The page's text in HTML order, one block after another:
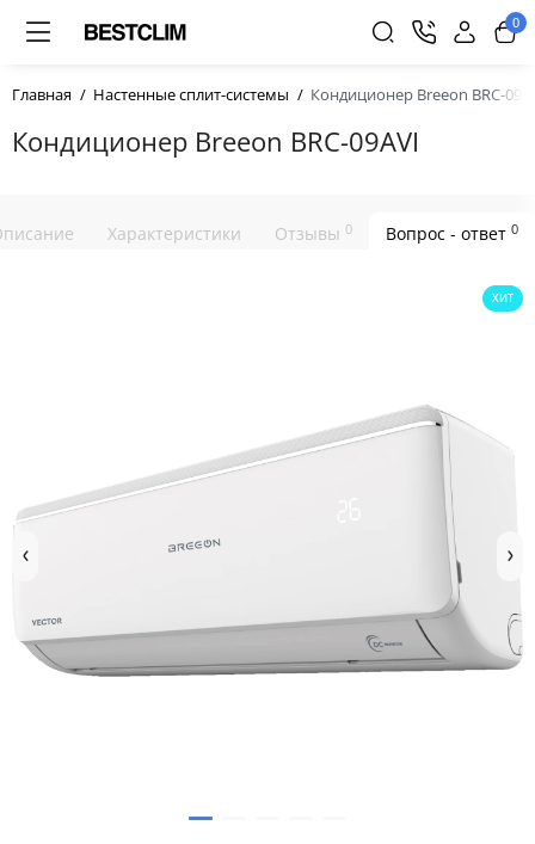
0
Главная Настенные сплит-системы Кондиционер Breeon BRC-
Кондиционер Breeon BRC-09AVI
Характеристики Отзывы 0 Вопрос - ответ 0
ХИТ